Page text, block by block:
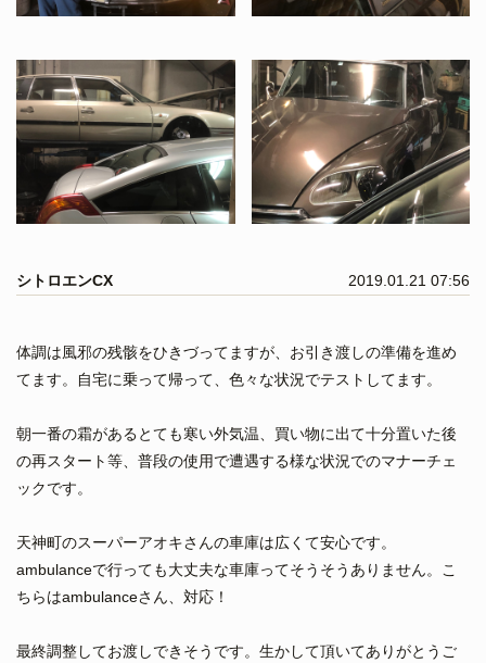
シトロエンCX 2019.01.21 07:56
体調は風邪の残骸をひきづってますが、お引き渡しの準備を進め
てます。自宅に乗って帰って、色々な状況でテストしてます。
朝一番の霜があるとても寒い外気温、買い物に出て十分置いた後
の再スタート等、普段の使用で遭遇する様な状況でのマナーチェ
ックです。
天神町のスーパーアオキさんの車庫は広くて安心です。
ambulanceで行っても大丈夫な車庫ってそうそうありません。こ
ちらはambulanceさん、対応！
最終調整してお渡しできそうです。生かして頂いてありがとうご